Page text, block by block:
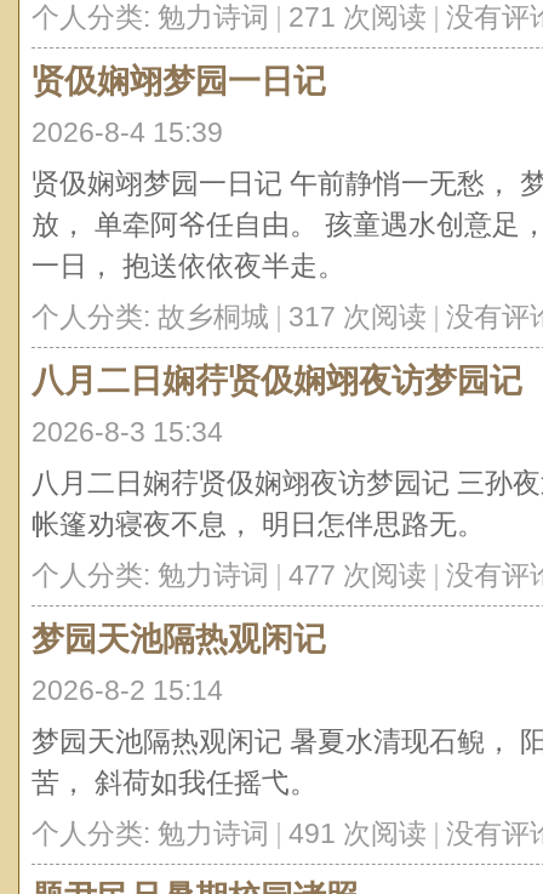
个人分类: 勉力诗词 | 271 次阅读 | 没有评
贤伋娴翊梦园一日记
2026-8-4 15:39
贤伋娴翊梦园一日记 午前静悄一无愁，
放， 单牵阿爷任自由。 孩童遇水创意足
一日， 抱送依依夜半走。
个人分类: 故乡桐城 | 317 次阅读 | 没有评
八月二日娴荇贤伋娴翊夜访梦园记
2026-8-3 15:34
八月二日娴荇贤伋娴翊夜访梦园记 三孙
帐篷劝寝夜不息， 明日怎伴思路无。
个人分类: 勉力诗词 | 477 次阅读 | 没有评
梦园天池隔热观闲记
2026-8-2 15:14
梦园天池隔热观闲记 暑夏水清现石鲵，
苦， 斜荷如我任摇弋。
个人分类: 勉力诗词 | 491 次阅读 | 没有评